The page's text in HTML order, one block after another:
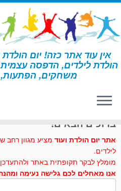
דלג
לתוכן
אין עוד אתר כזה! יום
הולדת לילדים, הדפסה
משחקים, הפתעות, דף הבית » דיו קסמים
ברוכים הבאים!
אתר יום הולדת ועוד מציע מגוון רחב
לילדים.
מומלץ לבקר תקופתית באתר
אנו מאחלים לכם גלישה נעימה